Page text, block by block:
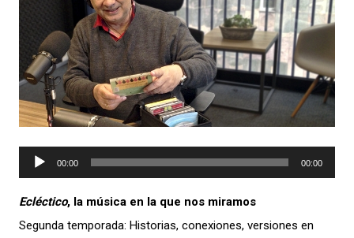
Reproductor
de
audio
00:00 00:00
Ecléctico, la música en la que nos miramos
Segunda temporada: Historias, conexiones, versiones en